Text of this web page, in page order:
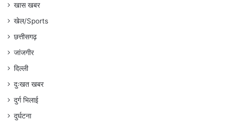
खास खबर
खेल/Sports
छत्तीसगढ़
जांजगीर
दिल्ली
दुःखत खबर
दुर्ग भिलाई
दुर्घटना